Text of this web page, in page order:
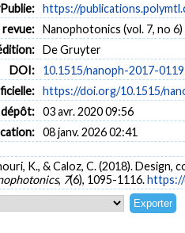
https://
revue: Nanophotonics (vol. 7, no 6)
De Gruyter
DOI:
10.1515/nanoph-2017-0119
https://doi.org/10.1515/
03 avr. 2020 09:56
08 janv. 2026 02:41
K., & Caloz, C. (2018).
, 7(6), 1095-1116.https://